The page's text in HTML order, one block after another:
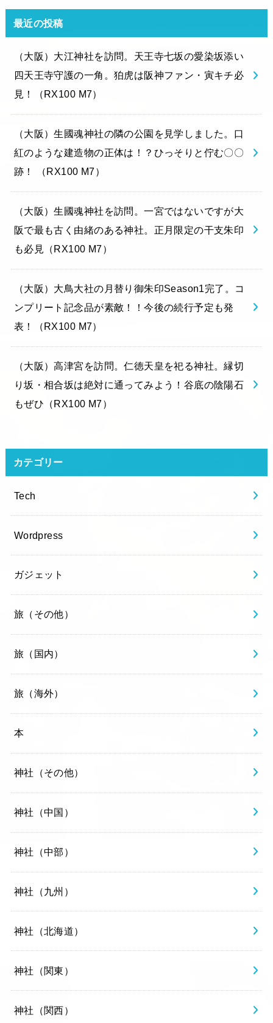
最近の投稿
（大阪）大江神社を訪問。天王寺七坂の愛染坂添い
四天王寺守護の一角。狛虎は阪神ファン・寅キチ必
見！（RX100 M7）
（大阪）生國魂神社の隣の公園を見学しました。口
紅のような建造物の正体は！？ひっそりと佇む〇〇
跡！ （RX100 M7）
（大阪）生國魂神社を訪問。一宮ではないですが大
阪で最も古く由緒のある神社。正月限定の干支朱印
も必見（RX100 M7）
（大阪）大鳥大社の月替り御朱印Season1完了。コ
ンプリート記念品が素敵！！今後の続行予定も発
表！（RX100 M7）
（大阪）高津宮を訪問。仁徳天皇を祀る神社。縁切
り坂・相合坂は絶対に通ってみよう！谷底の陰陽石
もぜひ（RX100 M7）
カテゴリー
Tech
Wordpress
ガジェット
旅（その他）
旅（国内）
旅（海外）
本
神社（その他）
神社（中国）
神社（中部）
神社（九州）
神社（北海道）
神社（関東）
神社（関西）